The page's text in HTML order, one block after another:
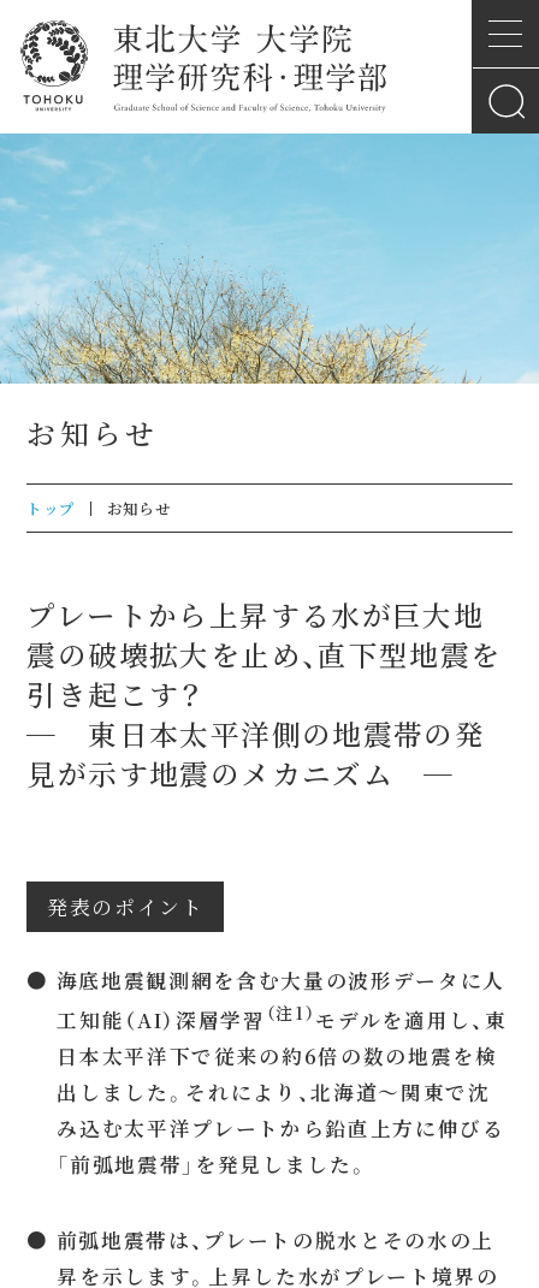
お知らせ
トップ お知らせ
プレートから上昇する水が巨大地
震の破壊拡大を止め、直下型地震を
引き起こす？
─ 東日本太平洋側の地震帯の発
見が示す地震のメカニズム ─
発表のポイント
● 海底地震観測網を含む大量の波形データに人
工知能（AI）深層学習 （注1） モデルを適用し、東
日本太平洋下で従来の約6倍の数の地震を検
出しました。それにより、北海道〜関東で沈
み込む太平洋プレートから鉛直上方に伸びる
「前弧地震帯」を発見しました。
● 前弧地震帯は、プレートの脱水とその水の上
昇を示します。上昇した水がプレート境界の